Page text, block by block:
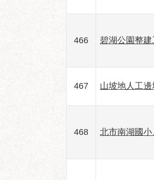
466 碧湖公園整
467 山坡地人工
468 北市南湖國